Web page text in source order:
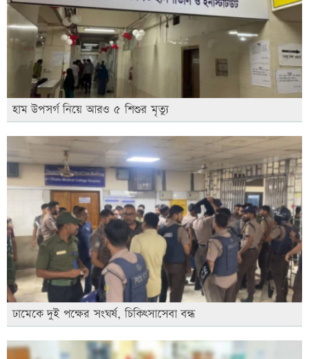
হাম উপসর্গ নিয়ে আরও ৫ শিশুর মৃত্যু
ঢামেকে দুই পক্ষের সংঘর্ষ, চিকিৎসাসেবা বন্ধ